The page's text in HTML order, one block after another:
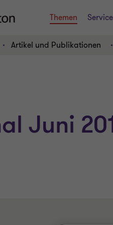
Themen
Artikel und Publikationen
Juni